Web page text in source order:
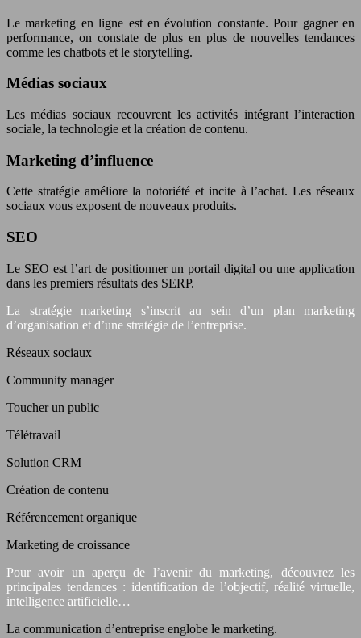
Le marketing en ligne est en évolution constante. Pour gagner en
performance, on constate de plus en plus de nouvelles tendances
comme les chatbots et le storytelling.
Médias sociaux
Les médias sociaux recouvrent les activités intégrant l’interaction
sociale, la technologie et la création de contenu.
Marketing d’influence
Cette stratégie améliore la notoriété et incite à l’achat. Les réseaux
sociaux vous exposent de nouveaux produits.
SEO
Le SEO est l’art de positionner un portail digital ou une application
dans les premiers résultats des SERP.
La stratégie marketing s’inscrit au sein d’un plan marketing
d’organisation et d’une stratégie de l’entreprise.
Réseaux sociaux
Community manager
Toucher un public
Télétravail
Solution CRM
Création de contenu
Référencement organique
Marketing de croissance
Pour avoir un aperçu de l’avenir du marketing, découvrez les
principales tendances : identification de l’objectif, réalité virtuelle,
intelligence artificielle…
La communication d’entreprise englobe le marketing.